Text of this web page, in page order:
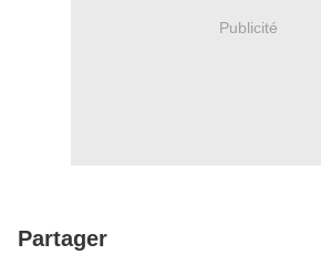
Publicité
Partager